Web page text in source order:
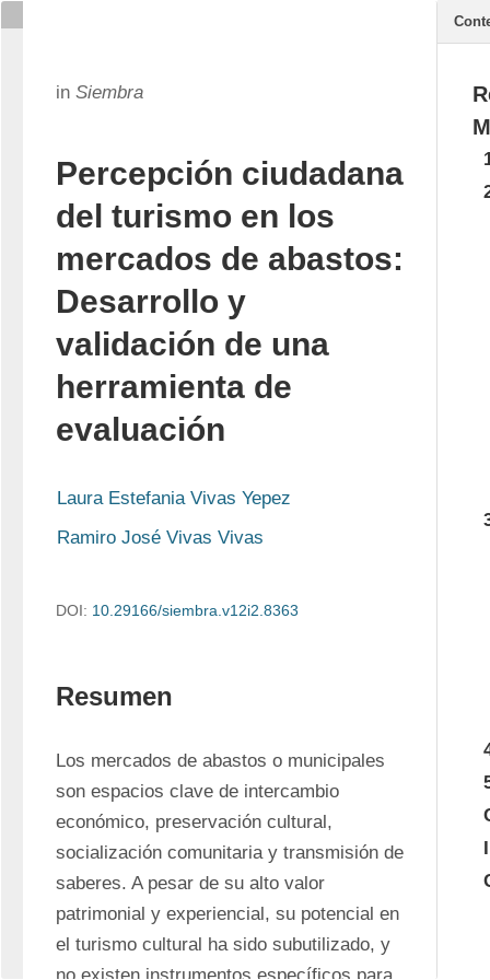
in Siembra
Percepción ciudadana
del turismo en los
mercados de abastos:
Desarrollo y
validación de una
herramienta de
evaluación
Laura Estefania Vivas Yepez
Ramiro José Vivas Vivas
DOI: 10.29166/siembra.v12i2.8363
Resumen
Los mercados de abastos o municipales
son espacios clave de intercambio
económico, preservación cultural,
socialización comunitaria y transmisión de
saberes. A pesar de su alto valor
patrimonial y experiencial, su potencial en
el turismo cultural ha sido subutilizado, y
no existen instrumentos específicos para